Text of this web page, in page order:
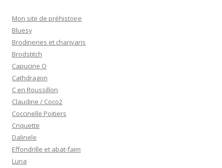
Mon site de préhistoire
Bluesy
Brodineries et charivaris
Brodstitch
Capucine O
Cathdragon
C en Roussillon
Claudine / Coco2
Coccinelle Poitiers
Criquette
Dalinele
Effondrille et abat-faim
Luna